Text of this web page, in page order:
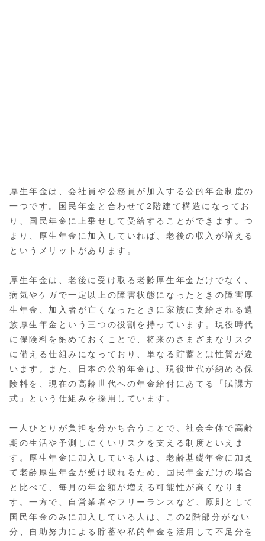
厚生年金は、会社員や公務員が加入する公的年金制度の
一つです。国民年金と合わせて2階建て構造になってお
り、国民年金に上乗せして受給することができます。つ
まり、厚生年金に加入していれば、老後の収入が増える
というメリットがあります。
厚生年金は、老後に受け取る老齢厚生年金だけでなく、
病気やケガで一定以上の障害状態になったときの障害厚
生年金、加入者が亡くなったときに家族に支給される遺
族厚生年金という三つの役割を持っています。現役時代
に保険料を納めておくことで、将来のさまざまなリスク
に備える仕組みになっており、単なる貯蓄とは性質が違
います。また、日本の公的年金は、現役世代が納める保
険料を、現在の高齢世代への年金給付にあてる「賦課方
式」という仕組みを採用しています。
一人ひとりが負担を分かち合うことで、社会全体で高齢
期の生活や予測しにくいリスクを支える制度といえま
す。厚生年金に加入している人は、老齢基礎年金に加え
て老齢厚生年金が受け取れるため、国民年金だけの場合
と比べて、毎月の年金額が増える可能性が高くなりま
す。一方で、自営業者やフリーランスなど、原則として
国民年金のみに加入している人は、この2階部分がない
分、自助努力による貯蓄や私的年金を活用して不足分を